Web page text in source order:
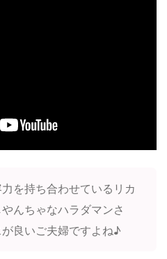
を持ち合わせているリカ
んちゃなハラダマンさ
良いご夫婦ですよね♪